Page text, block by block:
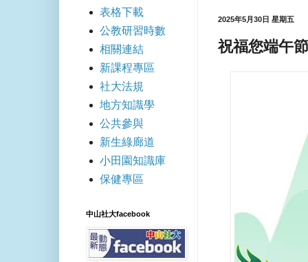
2025年5月30日 星期五
祝福您端午
表格下載
公教研習時數
相關連結
新課程專區
社大法規
地方知識學
公共參與
新生綠廊道
小田園知識庫
保健專區
中山社大facebook